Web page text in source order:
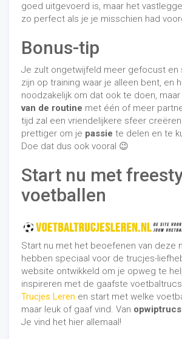
goed uitgevoerd is, maar het
zo perfect als je je misschien had
Bonus-tip
Je zult ongetwijfeld meer gefocust
zijn op training waar je alleen bent, en
noodzakelijk om dat ook te doen,
van de routine met één of meer
tijd zal een vriendelijkere sfeer
prettiger om je passie te delen en te
Doe dat dus ook vooral 😉
Start nu met
voetballen
Start nu met het beoefenen van deze
hebben speciaal voor de trucjes-
website ontwikkeld om je opweg te
inspireren met de gaafste
Trucjes Leren en start met welke
maar leuk of gaaf vind. Van opwiptrucs
Je vind het hier allemaal!